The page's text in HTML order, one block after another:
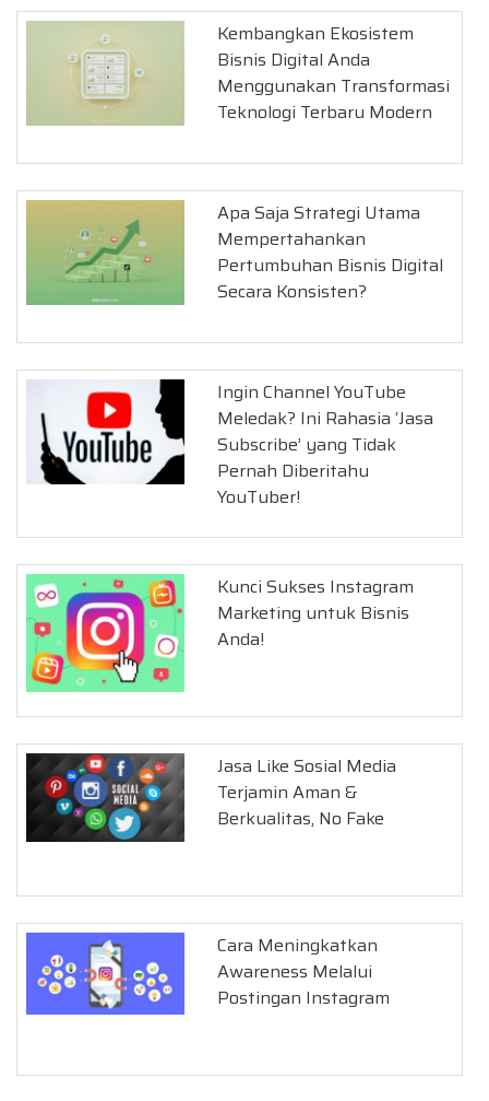
Kembangkan Ekosistem
Bisnis Digital Anda
Menggunakan Transformasi
Teknologi Terbaru Modern
Apa Saja Strategi Utama
Mempertahankan
Pertumbuhan Bisnis Digital
Secara Konsisten?
Ingin Channel YouTube
Meledak? Ini Rahasia ‘Jasa
Subscribe’ yang Tidak
Pernah Diberitahu
YouTuber!
Kunci Sukses Instagram
Marketing untuk Bisnis
Anda!
Jasa Like Sosial Media
Terjamin Aman &
Berkualitas, No Fake
Cara Meningkatkan
Awareness Melalui
Postingan Instagram